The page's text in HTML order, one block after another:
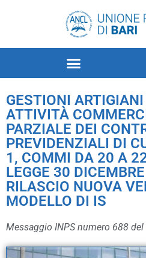
GESTIONI
ATTIVITÀ
PARZIALE DEI
PREVIDENZIALI DI
1, COMMI DA 20 A
LEGGE 30
RILASCIO NUOVA
MODELLO DI IS
Messaggio INPS numero 688